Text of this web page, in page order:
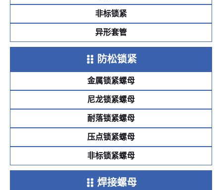
非标锁紧
异形套管
防松锁紧
金属锁紧螺母
尼龙锁紧螺母
耐落锁紧螺母
压点锁紧螺母
非标锁紧螺母
焊接螺母